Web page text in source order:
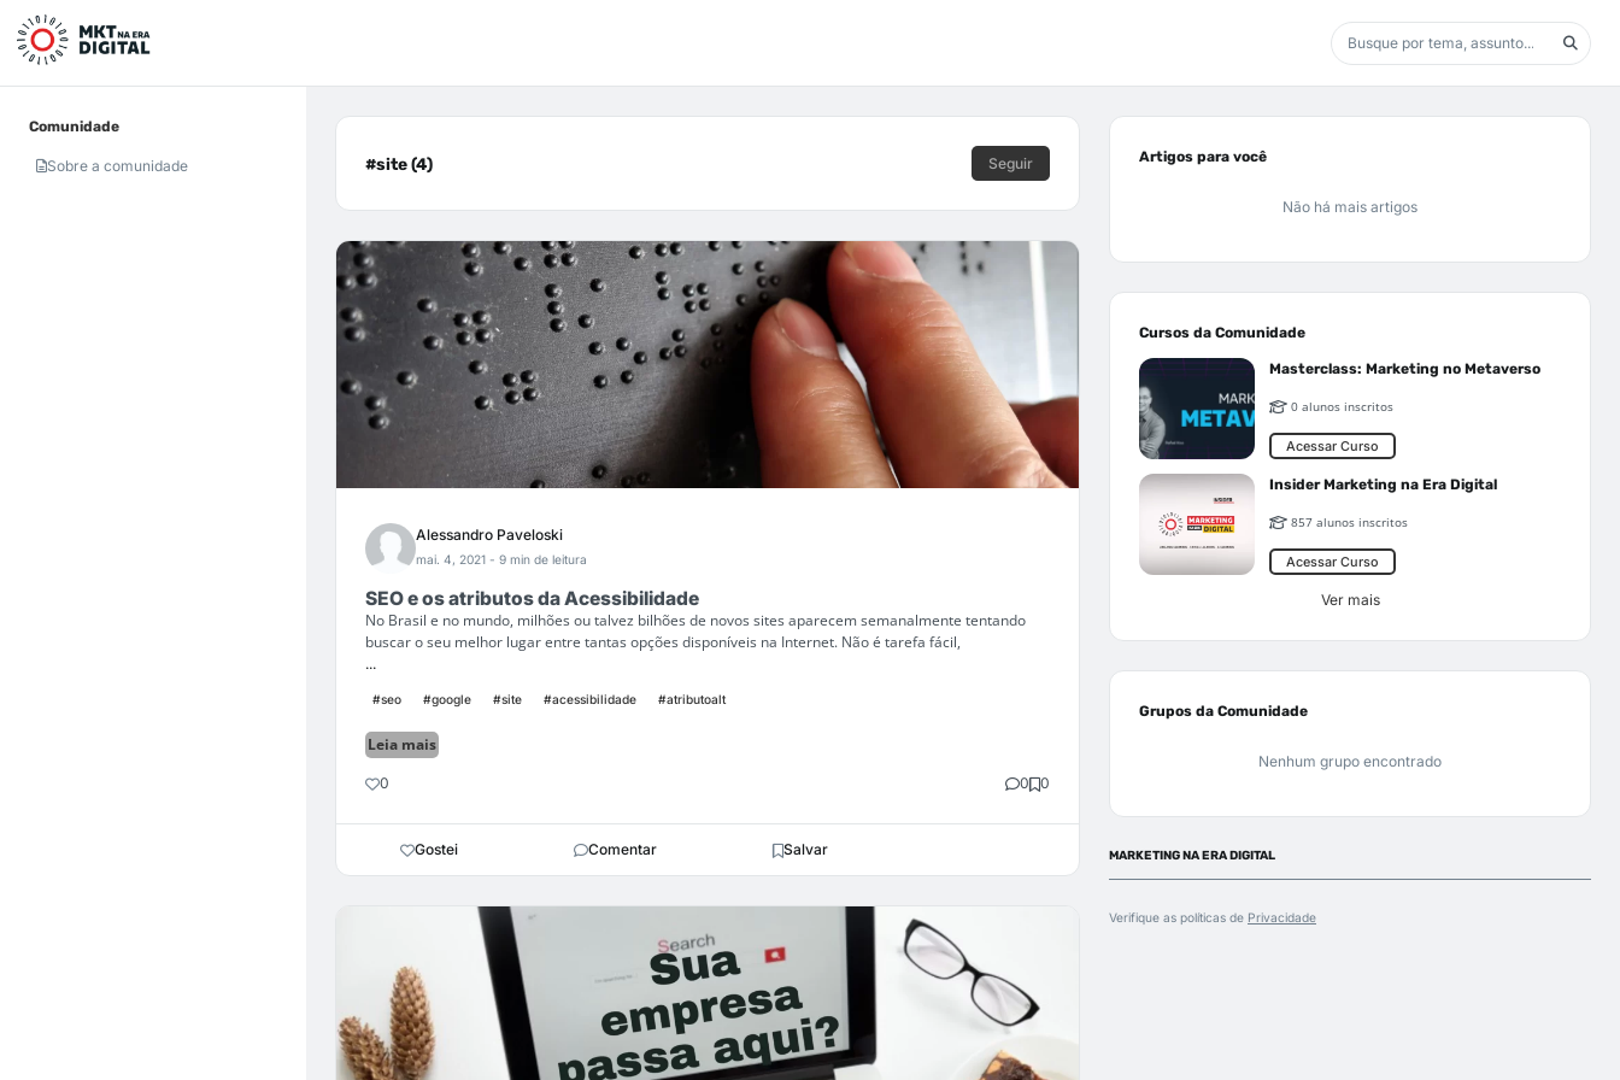
Comunidade
Sobre a comunidade #site (4) Seguir
Alessandro Paveloski
mai. 4, 2021 - 9 min de leitura
SEO e os atributos da Acessibilidade
No Brasil e no mundo, milhões ou talvez bilhões de novos sites aparecem semanalmente tentando
buscar o seu melhor lugar entre tantas opções disponíveis na Internet. Não é tarefa fácil,
...
#seo #google #site #acessibilidade #atributoalt
Leia mais
0 0 0
Gostei Comentar Salvar
Artigos para você
Não há mais artigos
Cursos da Comunidade
Masterclass: Marketing no Metaverso
0 alunos inscritos
Acessar Curso
Insider Marketing na Era Digital
857 alunos inscritos
Acessar Curso
Ver mais
Grupos da Comunidade
Nenhum grupo encontrado
MARKETING NA ERA DIGITAL
Verifique as políticas de Privacidade